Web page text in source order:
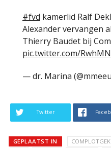
#fvd kamerlid Ralf
Alexander vervangen
Thierry Baudet bij
pic.twitter.com/
— dr. Marina
Twitter
GEPLAATST IN